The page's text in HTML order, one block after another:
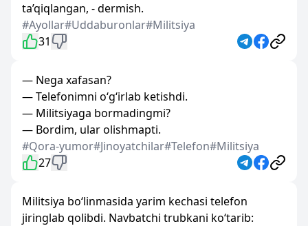
ta’qiqlangan, - dermish.
#Ayollar#Uddaburonlar#Militsiya
31
— Nega xafasan?
— Telefonimni o‘g‘irlab ketishdi.
— Militsiyaga bormadingmi?
— Bordim, ular olishmapti.
#Qora-yumor#Jinoyatchilar#Telefon#Militsiya
27
Militsiya bo‘linmasida yarim kechasi telefon
jiringlab qolibdi. Navbatchi trubkani ko‘tarib: